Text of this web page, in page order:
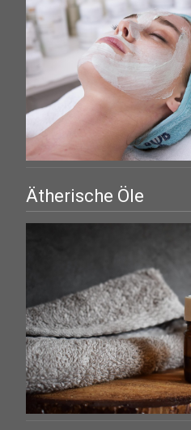
Ätherische Öle